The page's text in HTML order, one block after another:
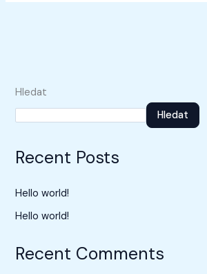
Hledat
Hledat
Recent Posts
Hello world!
Hello world!
Recent Comments